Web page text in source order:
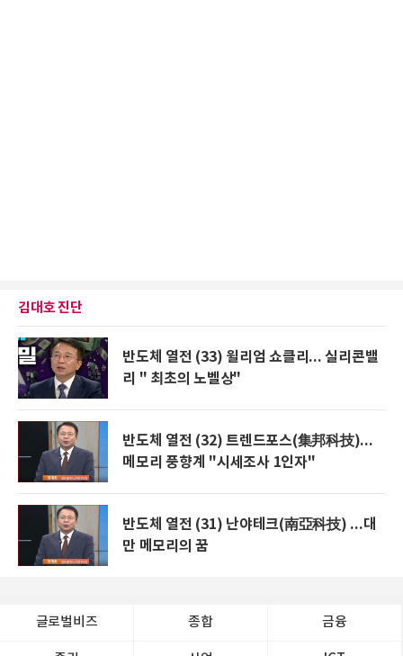
김대호 진단
반도체 열전 (33) 윌리엄 쇼클리... 실리콘밸
리 " 최초의 노벨상"
반도체 열전 (32) 트렌드포스(集邦科技)...
메모리 풍향계 "시세조사 1인자"
반도체 열전 (31) 난야테크(南亞科技) ...대
만 메모리의 꿈
글로벌비즈 종합 금융